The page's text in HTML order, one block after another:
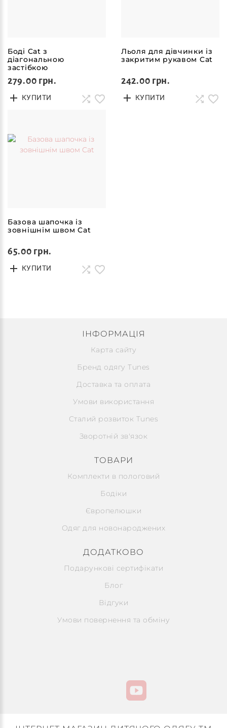
Боді Cat з
діагональною
застібкою
279.00 грн.
КУПИТИ
Льоля для дівчинки із
закритим рукавом Cat
242.00 грн.
КУПИТИ
Базова шапочка із
зовнішнім швом Cat
65.00 грн.
КУПИТИ
ІНФОРМАЦІЯ
Карта сайту
Бренд одягу Tunes
Доставка та оплата
Умови використання
Сталий розвиток Tunes
Зворотній зв'язок
ТОВАРИ
Комплекти в пологовий
Бодіки
Європелюшки
Одяг для новонароджених
ДОДАТКОВО
Подарункові сертифікати
Блог
Відгуки
Умови повернення та обміну